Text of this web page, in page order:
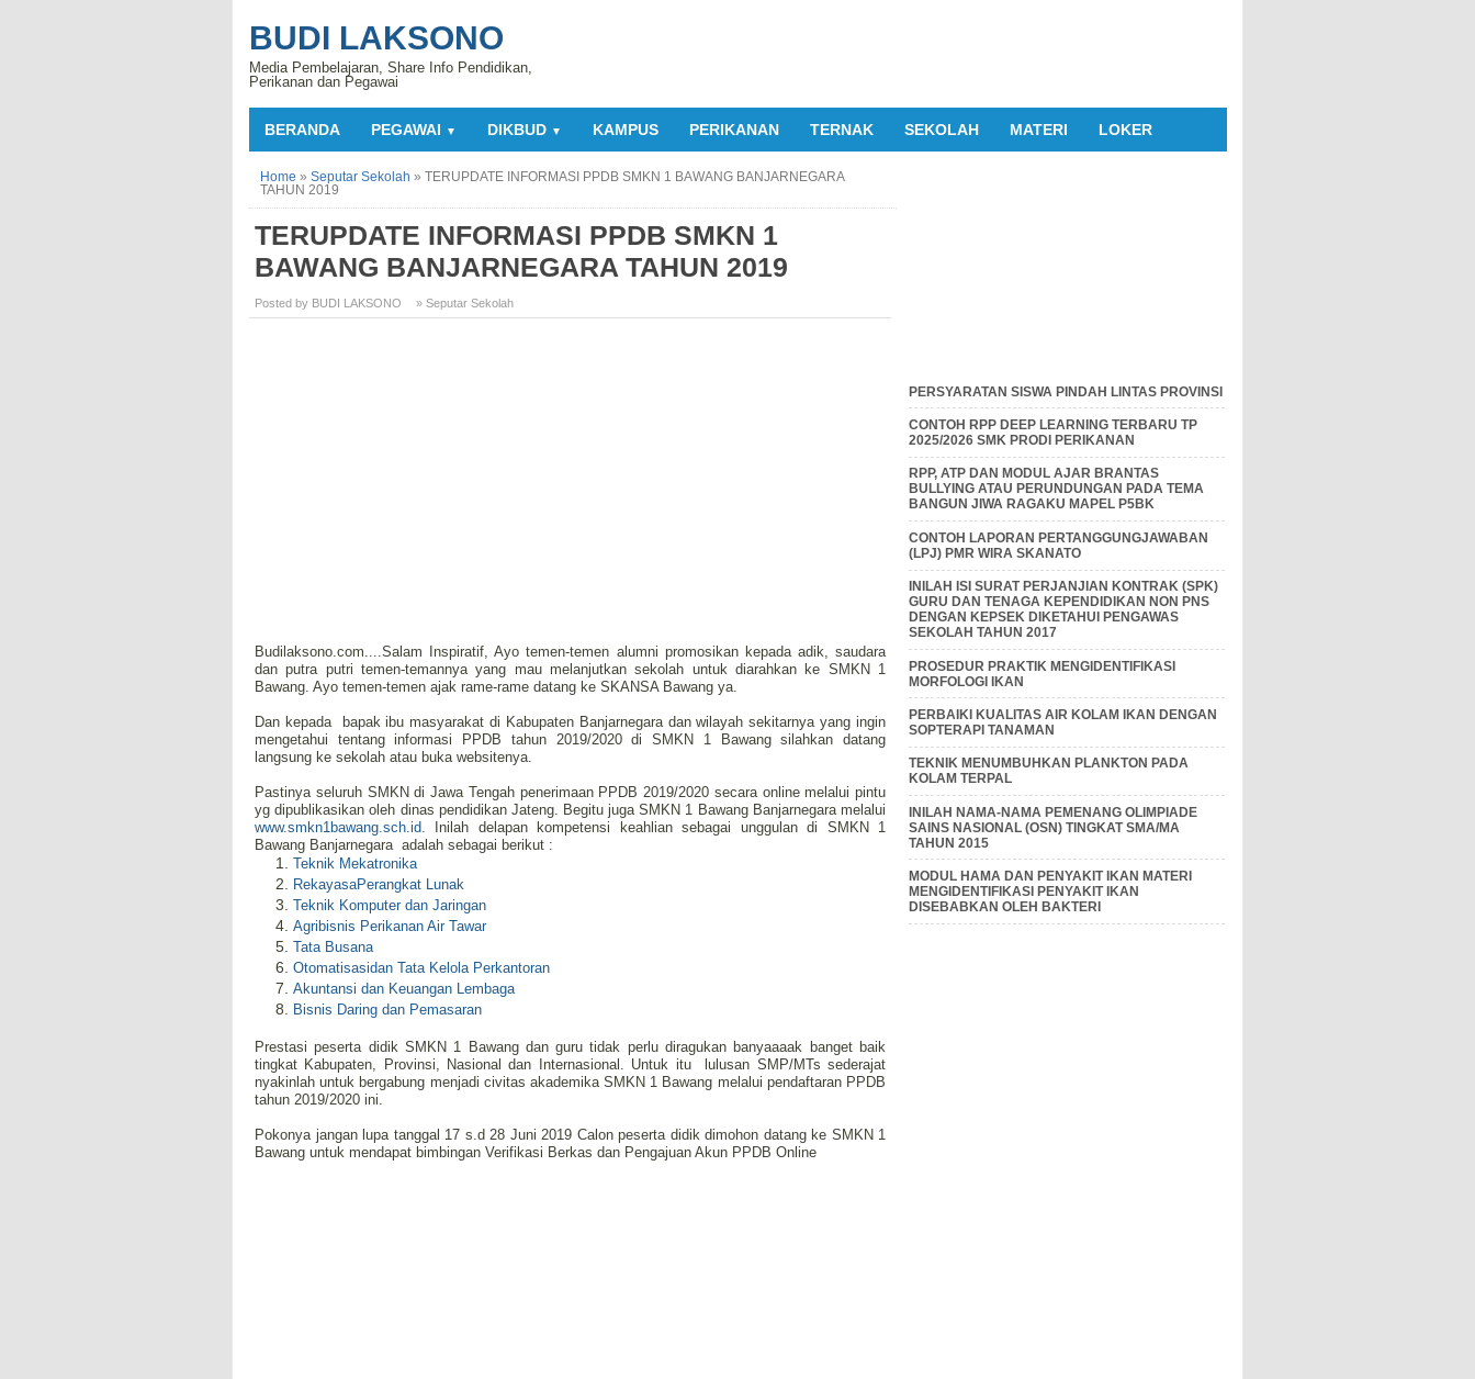
BUDI LAKSONO
Media Pembelajaran, Share Info Pendidikan,
Perikanan dan Pegawai
BERANDA PEGAWAI ▼ DIKBUD ▼ KAMPUS PERIKANAN TERNAK SEKOLAH MATERI LOKER
Home » Seputar Sekolah » TERUPDATE INFORMASI PPDB SMKN 1 BAWANG BANJARNEGARA
TAHUN 2019
TERUPDATE INFORMASI PPDB SMKN 1
BAWANG BANJARNEGARA TAHUN 2019
Posted by BUDI LAKSONO » Seputar Sekolah
Budilaksono.com....Salam Inspiratif, Ayo temen-temen alumni promosikan kepada adik, saudara
dan putra putri temen-temannya yang mau melanjutkan sekolah untuk diarahkan ke SMKN 1
Bawang. Ayo temen-temen ajak rame-rame datang ke SKANSA Bawang ya.
Dan kepada
bapak ibu masyarakat di Kabupaten Banjarnegara dan wilayah sekitarnya yang ingin
mengetahui tentang informasi PPDB tahun 2019/2020 di SMKN 1 Bawang silahkan datang
langsung ke sekolah atau buka websitenya.
Pastinya seluruh SMKN di Jawa Tengah penerimaan PPDB 2019/2020 secara online melalui pintu
yg dipublikasikan oleh dinas pendidikan Jateng. Begitu juga SMKN 1 Bawang Banjarnegara melalui
www.smkn1bawang.sch.id. Inilah delapan kompetensi keahlian sebagai unggulan di SMKN 1
Bawang Banjarnegara adalah sebagai berikut :
Teknik Mekatronika
RekayasaPerangkat Lunak
Teknik Komputer dan Jaringan
Agribisnis Perikanan Air Tawar
Tata Busana
Otomatisasidan Tata Kelola Perkantoran
Akuntansi dan Keuangan Lembaga
Bisnis Daring dan Pemasaran
Prestasi peserta didik SMKN 1 Bawang dan guru tidak perlu diragukan banyaaaak banget baik
tingkat Kabupaten, Provinsi, Nasional dan Internasional. Untuk itu
lulusan SMP/MTs sederajat
nyakinlah untuk bergabung menjadi civitas akademika SMKN 1 Bawang melalui pendaftaran PPDB
tahun 2019/2020 ini.
Pokonya jangan lupa tanggal 17 s.d 28 Juni 2019 Calon peserta didik dimohon datang ke SMKN 1
Bawang untuk mendapat bimbingan Verifikasi Berkas dan Pengajuan Akun PPDB Online
PERSYARATAN SISWA PINDAH LINTAS PROVINSI
CONTOH RPP DEEP LEARNING TERBARU TP
2025/2026 SMK PRODI PERIKANAN
RPP, ATP DAN MODUL AJAR BRANTAS
BULLYING ATAU PERUNDUNGAN PADA TEMA
BANGUN JIWA RAGAKU MAPEL P5BK
CONTOH LAPORAN PERTANGGUNGJAWABAN
(LPJ) PMR WIRA SKANATO
INILAH ISI SURAT PERJANJIAN KONTRAK (SPK)
GURU DAN TENAGA KEPENDIDIKAN NON PNS
DENGAN KEPSEK DIKETAHUI PENGAWAS
SEKOLAH TAHUN 2017
PROSEDUR PRAKTIK MENGIDENTIFIKASI
MORFOLOGI IKAN
PERBAIKI KUALITAS AIR KOLAM IKAN DENGAN
SOPTERAPI TANAMAN
TEKNIK MENUMBUHKAN PLANKTON PADA
KOLAM TERPAL
INILAH NAMA-NAMA PEMENANG OLIMPIADE
SAINS NASIONAL (OSN) TINGKAT SMA/MA
TAHUN 2015
MODUL HAMA DAN PENYAKIT IKAN MATERI
MENGIDENTIFIKASI PENYAKIT IKAN
DISEBABKAN OLEH BAKTERI